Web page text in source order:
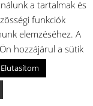
és
a tartalmak és
funkciók
elemzéséhez. A
hozzájárul a sütik
Elutasítom